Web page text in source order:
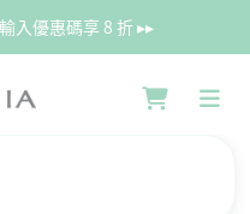
惠碼享 8 折 ▸▸